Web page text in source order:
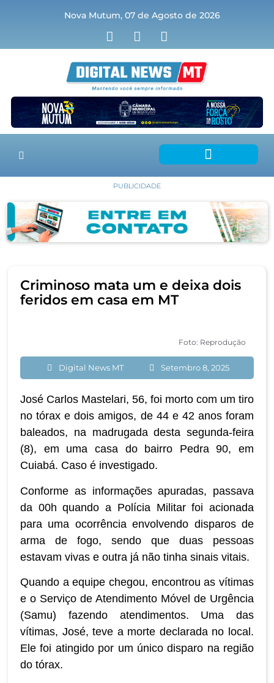
Nova Mutum, 07 de Agosto de 2026
PUBLICIDADE
Criminoso mata um e deixa dois
feridos em casa em MT
Foto: Reprodução
Digital News MT Setembro 8, 2025
José Carlos Mastelari, 56, foi morto com um tiro
no tórax e dois amigos, de 44 e 42 anos foram
baleados, na madrugada desta segunda-feira
(8), em uma casa do bairro Pedra 90, em
Cuiabá. Caso é investigado.
Conforme as informações apuradas, passava
da 00h quando a Polícia Militar foi acionada
para uma ocorrência envolvendo disparos de
arma de fogo, sendo que duas pessoas
estavam vivas e outra já não tinha sinais vitais.
Quando a equipe chegou, encontrou as vítimas
e o Serviço de Atendimento Móvel de Urgência
(Samu) fazendo atendimentos. Uma das
vítimas, José, teve a morte declarada no local.
Ele foi atingido por um único disparo na região
do tórax.